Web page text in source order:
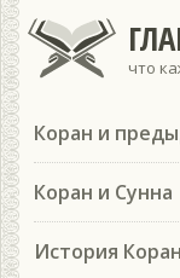
что
Коран и
Коран и Сунна
История